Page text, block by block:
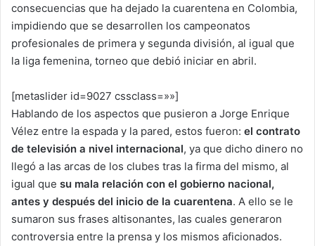
consecuencias que ha dejado la cuarentena en Colombia,
impidiendo que se desarrollen los campeonatos
profesionales de primera y segunda división, al igual que
la liga femenina, torneo que debió iniciar en abril.
[metaslider id=9027 cssclass=»»]
Hablando de los aspectos que pusieron a Jorge Enrique
Vélez entre la espada y la pared, estos fueron: el contrato
de televisión a nivel internacional, ya que dicho dinero no
llegó a las arcas de los clubes tras la firma del mismo, al
igual que su mala relación con el gobierno nacional,
antes y después del inicio de la cuarentena. A ello se le
sumaron sus frases altisonantes, las cuales generaron
controversia entre la prensa y los mismos aficionados.